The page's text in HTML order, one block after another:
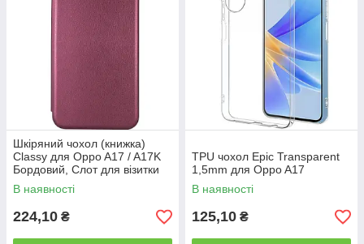
Шкіряний чохол (книжка)
Classy для Oppo A17 / A17K
Бордовий, Слот для візитки
В наявності
224,10 ₴
TPU чохол Epic Transparent
1,5mm для Oppo A17
В наявності
125,10 ₴